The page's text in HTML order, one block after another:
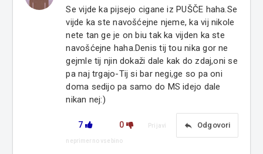
Se vijde ka pijsejo cigane iz PUŠČE haha.Se
vijde ka ste navošćejne njeme, ka vij nikole
nete tan ge je on biu tak ka vijden ka ste
navošćejne haha.Denis tij tou nika gor ne
gejmle tij njin dokaži dale kak do zdaj,oni se
pa naj trgajo-Tij si bar negi,ge so pa oni
doma sedijo pa samo do MS idejo dale
nikan nej:)
7 0 reply Odgovori
Prijavi
neprimerno vsebino